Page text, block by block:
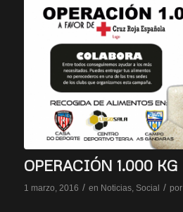
OPERACIÓN 1.000 KG
1 marzo, 2016 / en Noticias, Social / por